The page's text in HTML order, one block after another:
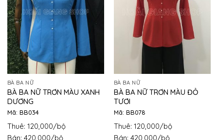
BÀ BA NỮ
BÀ BA NỮ TRƠN MÀU XANH
DƯƠNG
Mã: BB034
Thuê: 120,000/bộ
Bán: 420,000/bộ
BÀ BA NỮ
BÀ BA NỮ TRƠN MÀU ĐỎ
TƯƠI
Mã: BB078
Thuê: 120,000/bộ
Bán: 420,000/bộ